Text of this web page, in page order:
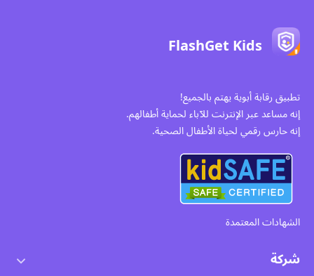
FlashGet Kids
تطبيق رقابة أبوية يهتم بالجميع!
إنه مساعد عبر الإنترنت للآباء لحماية أطفالهم.
إنه حارس رقمي لحياة الأطفال الصحية.
الشهادات المعتمدة
شركة